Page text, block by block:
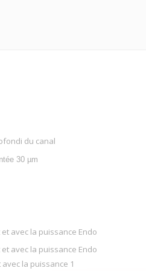
du canal
30 µm
et avec la puissance Endo
et avec la puissance Endo
avec la puissance 1